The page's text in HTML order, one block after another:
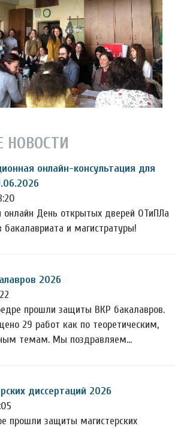
НОВОСТИ
онлайн-консультация для
онлайн День открытых дверей ОТиПЛа
бакалавриата и магистратуры!
2026
прошли защиты ВКР бакалавров.
29 работ как по теоретическим,
темам. Мы поздравляем…
диссертаций 2026
прошли защиты магистерских